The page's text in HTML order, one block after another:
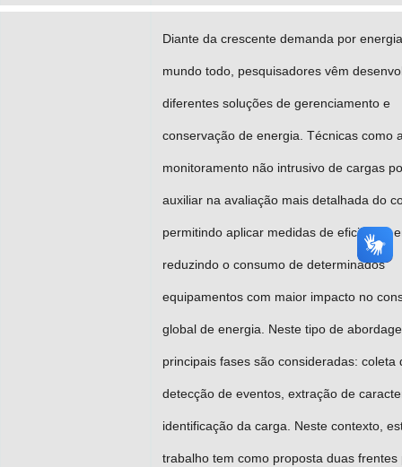
Diante da crescente demanda por
mundo todo, pesquisadores vêm
diferentes soluções de gerenciamento e
conservação de energia. Técnicas como
monitoramento não intrusivo de cargas
auxiliar na avaliação mais detalhada do
permitindo aplicar medidas de eficiência
reduzindo o consumo de determinados
equipamentos com maior impacto no
global de energia. Neste tipo de
principais fases são consideradas: coleta
detecção de eventos, extração de
identificação da carga. Neste contexto,
trabalho tem como proposta duas frentes